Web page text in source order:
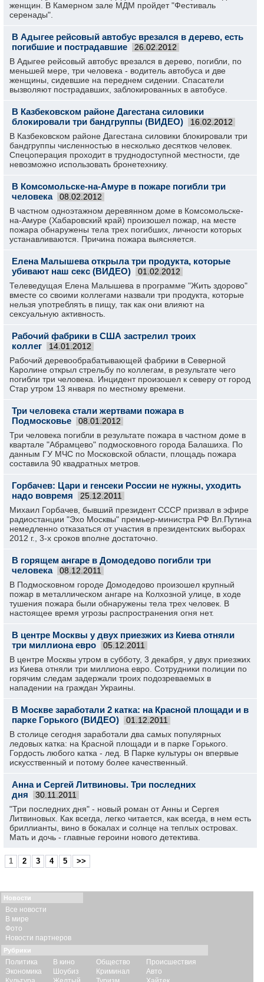
женщин. В Камерном зале МДМ пройдет "Фестиваль
серенады".
В Адыгее рейсовый автобус врезался в дерево, есть
погибшие и пострадавшие
26.02.2012
В Адыгее рейсовый автобус врезался в дерево, погибли, по
меньшей мере, три человека - водитель автобуса и две
женщины, сидевшие на переднем сидении. Спасатели
вызволяют пострадавших, заблокированных в автобусе.
В Казбековском районе Дагестана силовики
блокировали три бандгруппы (ВИДЕО)
16.02.2012
В Казбековском районе Дагестана силовики блокировали три
бандгруппы численностью в несколько десятков человек.
Спецоперация проходит в труднодоступной местности, где
невозможно использовать бронетехнику.
В Комсомольске-на-Амуре в пожаре погибли три
человека
08.02.2012
В частном одноэтажном деревянном доме в Комсомольске-
на-Амуре (Хабаровский край) произошел пожар, на месте
пожара обнаружены тела трех погибших, личности которых
устанавливаются. Причина пожара выясняется.
Елена Малышева открыла три продукта, которые
убивают наш секс (ВИДЕО)
01.02.2012
Телеведущая Елена Малышева в программе "Жить здорово"
вместе со своими коллегами назвали три продукта, которые
нельзя употреблять в пищу, так как они влияют на
сексуальную активность.
Рабочий фабрики в США застрелил троих
коллег
14.01.2012
Рабочий деревообрабатывающей фабрики в Северной
Каролине открыл стрельбу по коллегам, в результате чего
погибли три человека. Инцидент произошел к северу от город
Стар утром 13 января по местному времени.
Три человека стали жертвами пожара в
Подмосковье
08.01.2012
Три человека погибли в результате пожара в частном доме в
квартале "Абрамцево" подмосковного города Балашиха. По
данным ГУ МЧС по Московской области, площадь пожара
составила 90 квадратных метров.
Горбачев: Цари и генсеки России не нужны, уходить
надо вовремя
25.12.2011
Михаил Горбачев, бывший президент СССР призвал в эфире
радиостанции "Эхо Москвы" премьер-министра РФ Вл.Путина
немедленно отказаться от участия в президентских выборах
2012 г., 3-х сроков вполне достаточно.
В горящем ангаре в Домодедово погибли три
человека
08.12.2011
В Подмосковном городе Домодедово произошел крупный
пожар в металлическом ангаре на Колхозной улице, в ходе
тушения пожара были обнаружены тела трех человек. В
настоящее время угрозы распространения огня нет.
В центре Москвы у двух приезжих из Киева отняли
три миллиона евро
05.12.2011
В центре Москвы утром в субботу, 3 декабря, у двух приезжих
из Киева отняли три миллиона евро. Сотрудники полиции по
горячим следам задержали троих подозреваемых в
нападении на граждан Украины.
В Москве заработали 2 катка: на Красной площади и в
парке Горького (ВИДЕО)
01.12.2011
В столице сегодня заработали два самых популярных
ледовых катка: на Красной площади и в парке Горького.
Гордость любого катка - лед. В Парке культуры он впервые
искусственный и потому более качественный.
Анна и Сергей Литвиновы. Три последних
дня
30.11.2011
"Три последних дня" - новый роман от Анны и Сергея
Литвиновых. Как всегда, легко читается, как всегда, в нем есть
бриллианты, вино в бокалах и солнце на теплых островах.
Мать и дочь - главные героини нового детектива.
1 2 3 4 5 >>
Новости
Все новости
В мире
Фото
Новости партнеров
Рубрики
Политика
Экономика
В кино
Шоубиз
Общество
Криминал
Происшествия
Авто